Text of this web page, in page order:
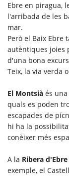
Ebre en piragua,
l'arribada de les
mar.
Però el Baix Ebre
autèntiques joies
d'una bona
Teix, la via verda
El Montsià és
quals es poden
escapades de
hi ha la
conèixer més
A la Ribera d'Ebre
exemple, el